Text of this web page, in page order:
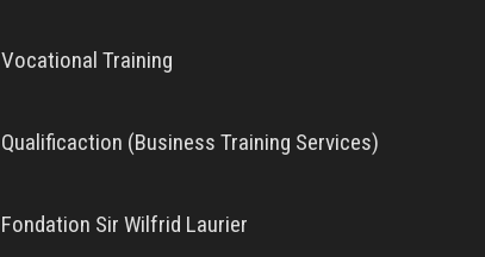
Vocational Training
Qualificaction (Business Training Services)
Fondation Sir Wilfrid Laurier